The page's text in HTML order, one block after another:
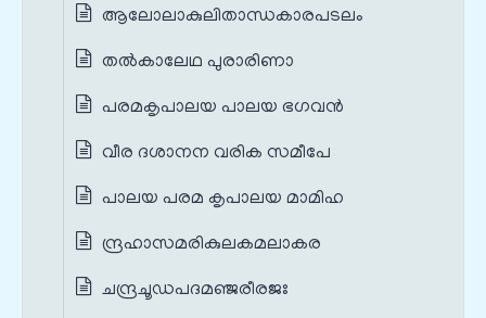
ആലോലാകുലിതാന്ധകാരപടലം
തൽകാലേഥ പുരാരിണാ
പരമകൃപാലയ പാലയ ഭഗവൻ
വീര ദശാനന വരിക സമീപേ
പാലയ പരമ കൃപാലയ മാമിഹ
ന്ദ്രഹാസമരികുലകമലാകര
ചന്ദ്രചൂഡപദമഞ്ജരീരജഃ